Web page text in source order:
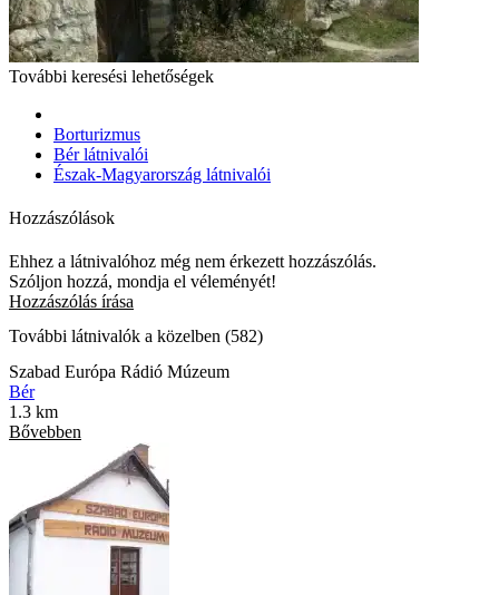
További keresési lehetőségek
Borturizmus
Bér látnivalói
Észak-Magyarország látnivalói
Hozzászólások
Ehhez a látnivalóhoz még nem érkezett hozzászólás.
Szóljon hozzá, mondja el véleményét!
Hozzászólás írása
További látnivalók a közelben (582)
Szabad Európa Rádió Múzeum
Bér
1.3 km
Bővebben